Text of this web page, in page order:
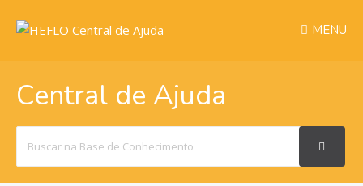
MENU
Central de Ajuda
For